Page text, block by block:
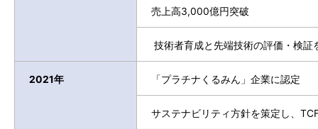
売上高3,000億円突破
技術者育成と先端技術の評価・検
2021年 「プラチナくるみん」企業に認定
サステナビリティ方針を策定し、